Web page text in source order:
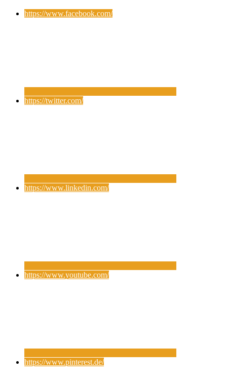
https://www.facebook.com/
https://twitter.com/
https://www.linkedin.com/
https://www.youtube.com/
https://www.pinterest.de/